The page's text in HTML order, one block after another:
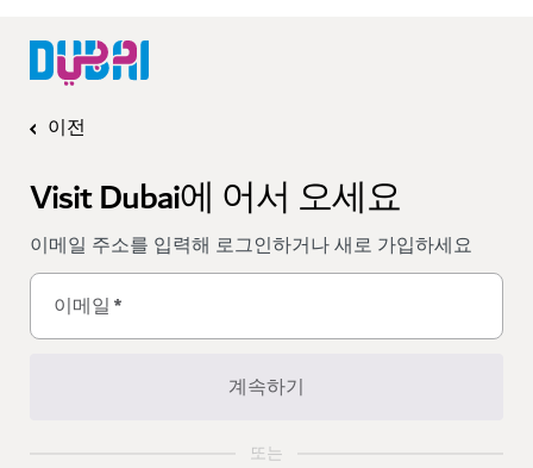
이전
Visit Dubai에 어서 오세요
이메일 주소를 입력해 로그인하거나 새로 가입하세요
이메일*
계속하기
또는